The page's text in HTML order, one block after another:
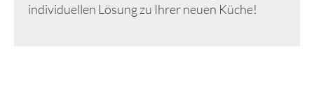
individuellen Lösung zu Ihrer neuen Küche!